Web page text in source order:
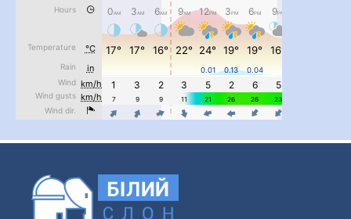
#PipIvanToday...
pimrec_project